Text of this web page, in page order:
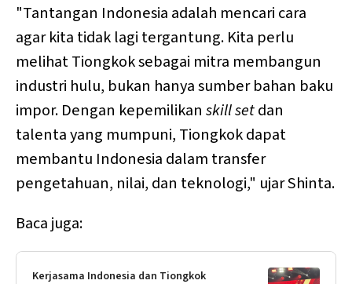
"Tantangan Indonesia adalah mencari cara
agar kita tidak lagi tergantung. Kita perlu
melihat Tiongkok sebagai mitra membangun
industri hulu, bukan hanya sumber bahan baku
impor. Dengan kepemilikan skill setdan
talenta yang mumpuni, Tiongkok dapat
membantu Indonesia dalam transfer
pengetahuan, nilai, dan teknologi," ujar Shinta.
Baca juga:
Kerjasama Indonesia dan Tiongkok